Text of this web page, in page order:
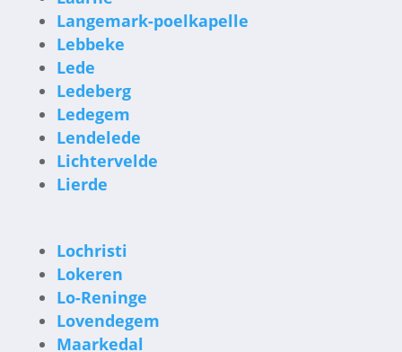
Langemark-poelkapelle
Lebbeke
Lede
Ledeberg
Ledegem
Lendelede
Lichtervelde
Lierde
Lochristi
Lokeren
Lo-Reninge
Lovendegem
Maarkedal